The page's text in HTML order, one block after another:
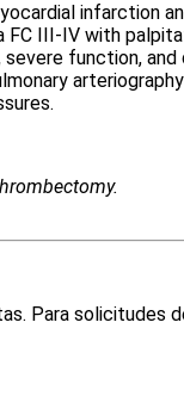
infarction
III-IV with
function,
Para solicitudes